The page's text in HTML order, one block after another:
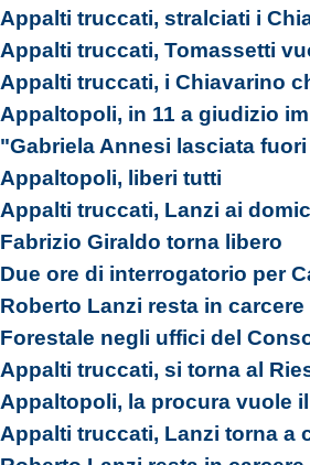
Appalti truccati, stralciati i
Appalti truccati, Tomassetti
Appalti truccati, i Chiavarino
Appaltopoli, in 11 a giudizio
"Gabriela Annesi lasciata
Appaltopoli, liberi tutti
Appalti truccati, Lanzi ai
Fabrizio Giraldo torna libero
Due ore di interrogatorio per
Roberto Lanzi resta in carcere
Forestale negli uffici del
Appalti truccati, si torna al
Appaltopoli, la procura vuole
Appalti truccati, Lanzi torna a